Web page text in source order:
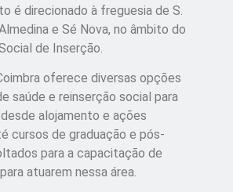
é direcionado à freguesia de S.
e Sé Nova, no âmbito do
de Inserção.
oferece diversas opções
saúde e reinserção social para
alojamento e ações
cursos de graduação e pós-
para a capacitação de
atuarem nessa área.